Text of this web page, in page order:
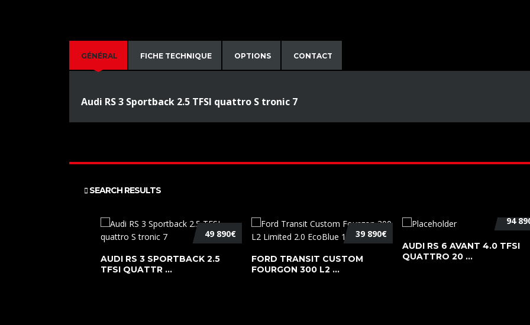
GÉNÉRAL FICHE TECHNIQUE OPTIONS CONTACT
Audi RS 3 Sportback 2.5 TFSI quattro S tronic 7
SEARCH RESULTS
49 890€
AUDI RS 3 SPORTBACK 2.5
TFSI QUATTR ...
39 890€
FORD TRANSIT CUSTOM
FOURGON 300 L2 ...
94
AUDI RS 6 AVANT 4.0 TFSI
QUATTRO 20 ...